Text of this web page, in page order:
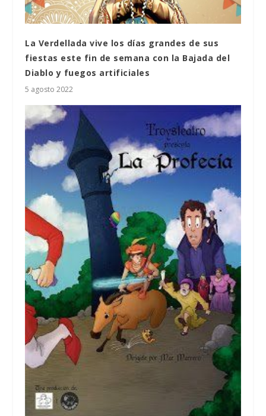
La Verdellada vive los días grandes de sus
fiestas este fin de semana con la Bajada del
Diablo y fuegos artificiales
5 agosto 2022